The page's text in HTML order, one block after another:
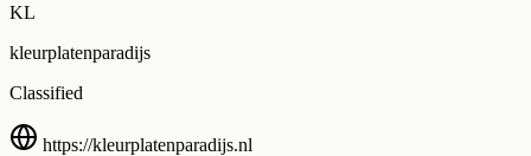
KL
kleurplatenparadijs
Classified
https://kleurplatenparadijs.nl